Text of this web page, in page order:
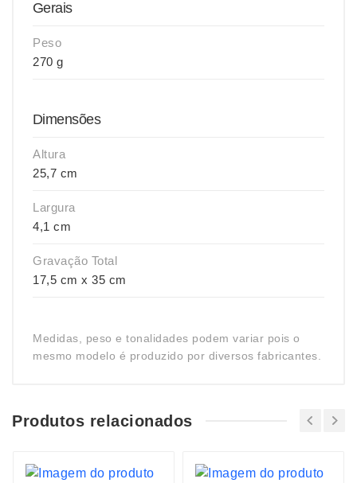
Gerais
Peso
270 g
Dimensões
Altura
25,7 cm
Largura
4,1 cm
Gravação Total
17,5 cm x 35 cm
Medidas, peso e tonalidades podem variar pois o
mesmo modelo é produzido por diversos fabricantes.
Produtos relacionados